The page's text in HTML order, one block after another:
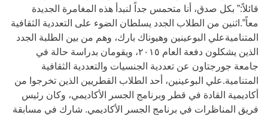
قائلاً:” بكل صدق، أنا متحمس جداً لنبدأ هذه المغامرة الجديدة
معاً”.اثنين من الطلاب الجدد يسلطان الضوء على التعددية الثقافية
المتناميةعلي البوعينين وهيوناك بارك، وهم من بين الطلبة الجدد
الذين يشكلون دفعة العام ٢٠١٥، ويقومان بدراسة حالة في
جامعة جورجتاون عن تعددية الجنسيات والتعددية الثقافية
المتنامية.علي البوعينين، أحد الطلاب القطريين الذين تخرجوا من
أكاديمية القادة في قطر وبرنامج الجسر الأكاديمي، وكان رئيس
فريق المناظرات في برنامج الجسر الأكاديمي. شارك في مسابقة